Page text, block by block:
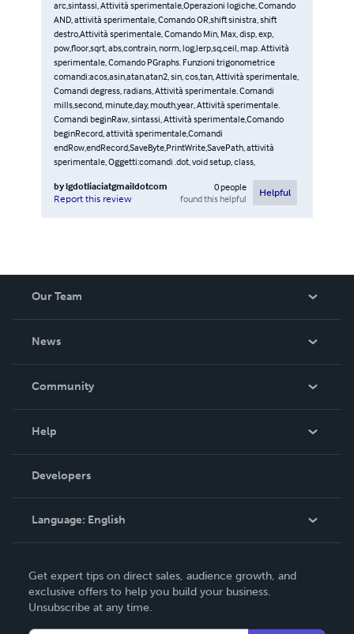
arc,sintassi, Attività sperimentale,Operazioni logiche, Comando
AND, attività sperimentale, Comando OR,shift sinistra, shift
destro,Attività sperimentale, Comando Min, Max, disp, exp,
pow,floor,sqrt, abs,contrain, norm, log,lerp,sq,ceil, map. Attività
sperimentale, Comando PGraphs. Funzioni trigonometrice
comandi:acos,asin,atan,atan2, sin, cos,tan, Attività sperimentale,
Comandi degress, radians, Attività sperimentale. Comandi
mills,second, minute,day, mouth,year, Attività sperimentale.
Comandi beginRaw, sintassi, Attività sperimentale,Comando
beginRecord, attività sperimentale,Comandi
endRow,endRecord,SaveByte,PrintWrite,SavePath, attività
sperimentale, Oggetti:comandi .dot, void setup, class,
bylgdotliaciatgmaildotcom
Report this review
0people
found this helpful
Helpful
Our Team
News
In The News
Community
Podcast
Help
Order Lookup
Knowledge Base
Contact Support
Developers
Language: English
Deutsch
Français
Get expert tips on direct sales, audience growth, and
exclusive offers to help you build your business.
Unsubscribe at any time.